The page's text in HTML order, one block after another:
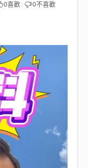
0喜歡 / 0不喜歡